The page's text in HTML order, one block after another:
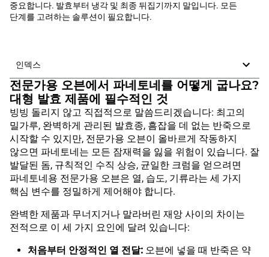
중요합니다. 발효부터 냉각 및 최종 뒤집기까지 말입니다. 모든
단계를 고려하는 솔루션이 필요합니다.
인덱스
전문가용 오븐에서 파네토네를 어떻게 굽나요?
대형 발효 제품에 필수적인 것
빙빙 돌리지 않고 직접적으로 말씀드리겠습니다: 최고의
밀가루, 완벽하게 관리된 발효종, 흠잡을 데 없는 반죽으로
시작할 수 있지만, 전문가용 오븐이 올바르게 작동하지
않으면 파네토네는 모든 잠재력을 잃을 위험이 있습니다. 잘
발달된 돔, 규칙적인 수직 상승, 균일한 크럼을 얻으려면
파네토네용 전문가용 오븐은 열, 습도, 기류라는 세 가지
핵심 변수를 정밀하게 제어해야 합니다.
완벽한 제품과 무너지거나 말라버린 재앙 사이의 차이는
전적으로 이 세 가지 요인에 달려 있습니다:
처음부터 안정적인 열 전달: 오븐에 넣을 때 반죽은 약